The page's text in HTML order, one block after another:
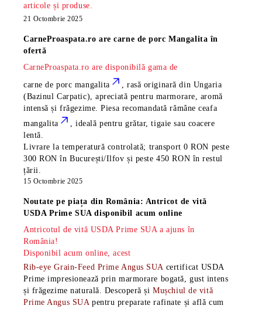
articole și produse.
21 Octombrie 2025
CarneProaspata.ro arecarne de porc Mangalita în
ofertă
CarneProaspata.ro are disponibilă gama de
carne de porc mangalita
, rasă originară din Ungaria
(Bazinul Carpatic), apreciată pentru marmorare, aromă
intensă și frăgezime. Piesa recomandată rămâneceafa
mangalita
, ideală pentru grătar, tigaie sau coacere
lentă.
Livrare la temperatură controlată; transport 0 RON peste
300 RON în București/Ilfov și peste 450 RON în restul
țării.
15 Octombrie 2025
Noutate pe piața din România: Antricot de vită
USDA Prime SUA disponibil acum online
Antricotul de vită USDA Prime SUA a ajuns în
România!
Disponibil acum online, acest
Rib-eye Grain-Feed Prime Angus SUA certificat USDA
Prime impresionează prin marmorare bogată, gust intens
și frăgezime naturală. Descoperă șiMușchiul de vită
Prime Angus SUA pentru preparate rafinate și află cum